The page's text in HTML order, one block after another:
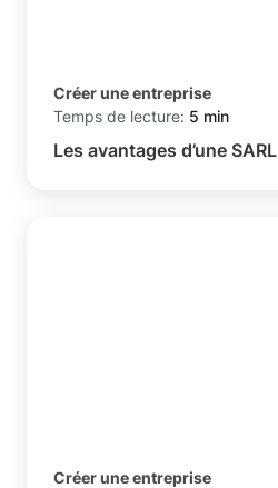
Créer une entreprise
Temps de lecture: 5 min
Les avantages d’une SARL
Créer une entreprise